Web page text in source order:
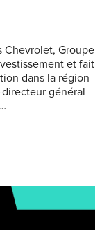
Chevrolet, Groupe
et fait
dans la région
général